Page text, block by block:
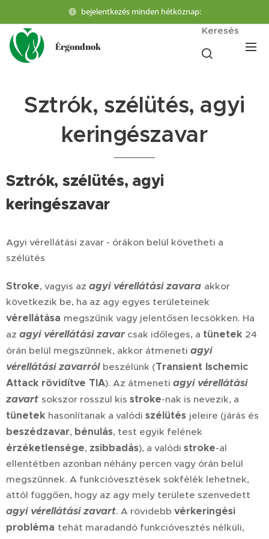
bejelentkezés minden hétköznap:
Érgondnok
Keresés
Sztrók, szélütés, agyi
keringészavar
Sztrók, szélütés, agyi
keringészavar
Agyi vérellátási zavar - órákon belül követheti a
szélütés
Stroke, vagyis az agyi vérellátási zavara akkor
következik be, ha az agy egyes területeinek
vérellátása megszűnik vagy jelentősen lecsökken. Ha
az agyi vérellátási zavar csak időleges, a tünetek 24
órán belül megszűnnek, akkor átmeneti agyi
vérellátási zavarról beszélünk (Transient Ischemic
Attack rövidítve TIA). Az átmeneti agyi vérellátási
zavart sokszor rosszul kis stroke-nak is nevezik, a
tünetek hasonlítanak a valódi szélütés jeleire (járás és
beszédzavar, bénulás, test egyik felének
érzéketlensége, zsibbadás), a valódi stroke-al
ellentétben azonban néhány percen vagy órán belül
megszűnnek. A funkcióvesztések sokfélék lehetnek,
attól függően, hogy az agy mely területe szenvedett
agyi vérellátási zavart. A rövidebb vérkeringési
probléma tehát maradandó funkcióvesztés nélküli,